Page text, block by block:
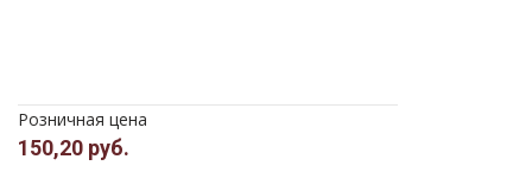
Розничная цена
150,20 руб.